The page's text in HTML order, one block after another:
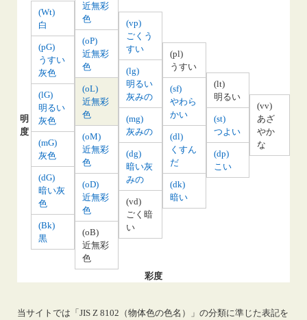
明
度
(Wt)
白
(pG)
うすい
灰色
(lG)
明るい
灰色
(mG)
灰色
(dG)
暗い灰
色
(Bk)
黒
近無彩
色
(oP)
近無彩
色
(oL)
近無彩
色
(oM)
近無彩
色
(oD)
近無彩
色
(oB)
近無彩
色
(vp)
ごくう
すい
(lg)
明るい
灰みの
(mg)
灰みの
(dg)
暗い灰
みの
(vd)
ごく暗
い
(pl)
うすい
(sf)
やわら
かい
(dl)
くすん
だ
(dk)
暗い
(lt)
明るい
(st)
つよい
(dp)
こい
(vv)
あざ
やか
な
彩度
当サイトでは「JIS Z 8102（物体色の色名）」の分類に準じた表記を